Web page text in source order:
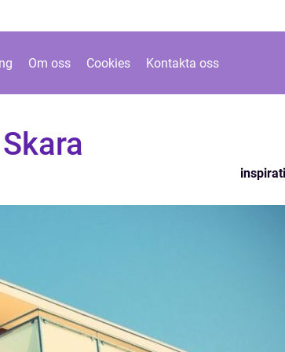
Om oss Cookies Kontakta oss